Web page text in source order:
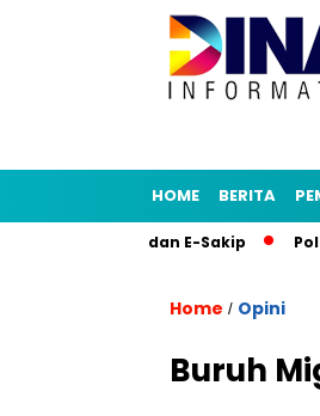
HOME BERITA
Senja dan E-Sakip Polres
Home / Opini
Buruh